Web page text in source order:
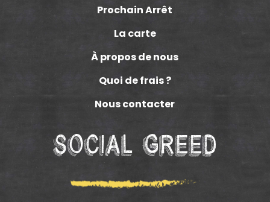
Prochain Arrêt
La carte
À propos de nous
Quoi de frais ?
Nous contacter
Social Greed